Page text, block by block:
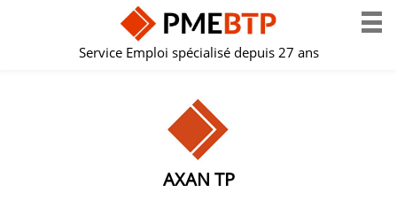
Service Emploi spécialisé depuis 27 ans
AXAN TP